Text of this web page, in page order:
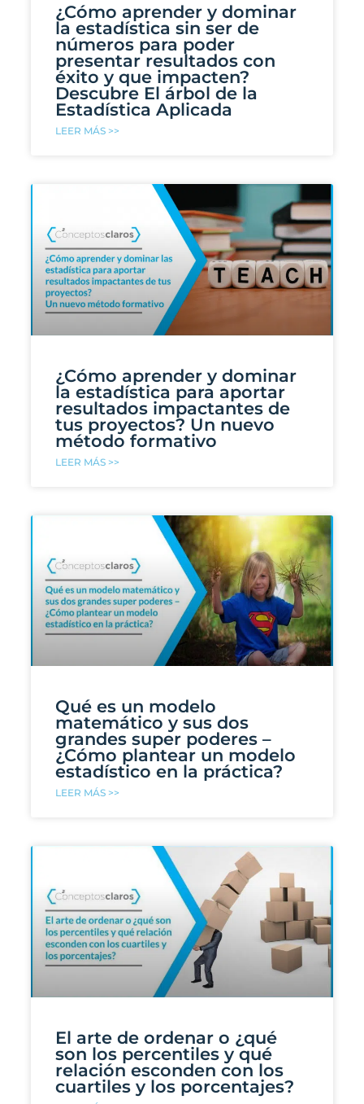
¿Cómo aprender y dominar
la estadística sin ser de
números para poder
presentar resultados con
éxito y que impacten?
Descubre El árbol de la
Estadística Aplicada
LEER MÁS >>
¿Cómo aprender y dominar
la estadística para aportar
resultados impactantes de
tus proyectos? Un nuevo
método formativo
LEER MÁS >>
Qué es un modelo
matemático y sus dos
grandes super poderes –
¿Cómo plantear un modelo
estadístico en la práctica?
LEER MÁS >>
El arte de ordenar o ¿qué
son los percentiles y qué
relación esconden con los
cuartiles y los porcentajes?